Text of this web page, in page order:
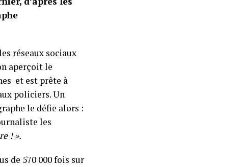
réseaux sociaux
aperçoit le
et est prête à
policiers. Un
le défie alors :
les
! ».
de 570 000 fois sur